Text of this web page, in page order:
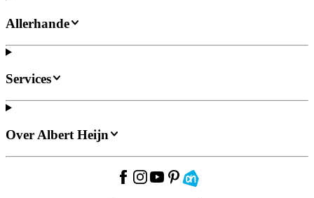
Allerhande
Services
Over Albert Heijn